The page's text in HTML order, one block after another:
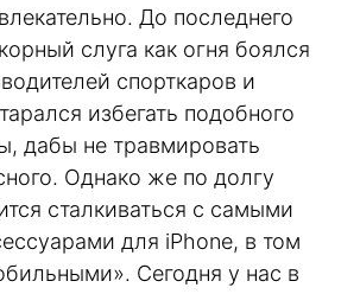
До последнего
слуга как огня боялся
спорткаров и
избегать подобного
дабы не травмировать
Однако же по долгу
сталкиваться с самыми
для iPhone, в том
Сегодня у нас в